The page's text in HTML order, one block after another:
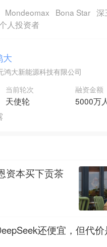
Mondeomax Bona Star 深
人投资者
大
鸿大新能源科技有限公司
当前轮次
天使轮
融资金额
5000万
资本买下贡茶
还便宜，但代